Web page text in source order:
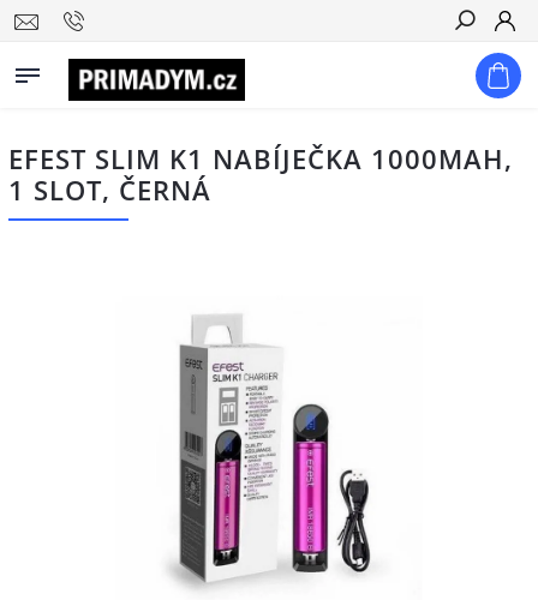
Hledat
EFEST SLIM K1 NABÍJEČKA 1000MAH,
1 SLOT, ČERNÁ